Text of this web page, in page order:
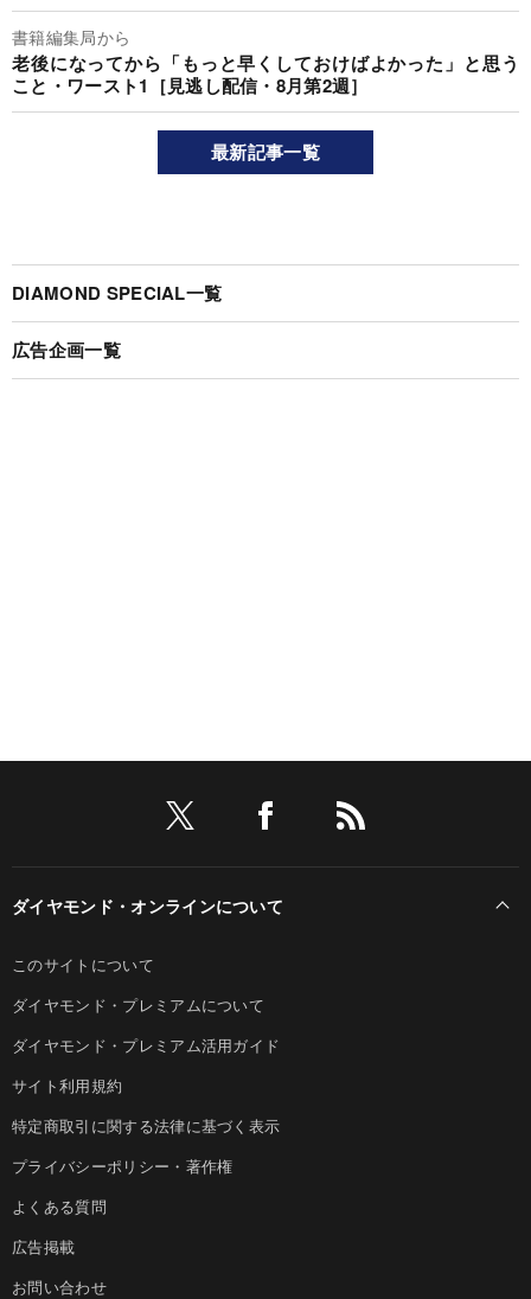
書籍編集局から
老後になってから「もっと早くしておけばよかった」と思う
こと・ワースト1［見逃し配信・8月第2週］
最新記事一覧
DIAMOND SPECIAL一覧
広告企画一覧
ダイヤモンド・オンラインについて
このサイトについて
ダイヤモンド・プレミアムについて
ダイヤモンド・プレミアム活用ガイド
サイト利用規約
特定商取引に関する法律に基づく表示
プライバシーポリシー・著作権
よくある質問
広告掲載
お問い合わせ